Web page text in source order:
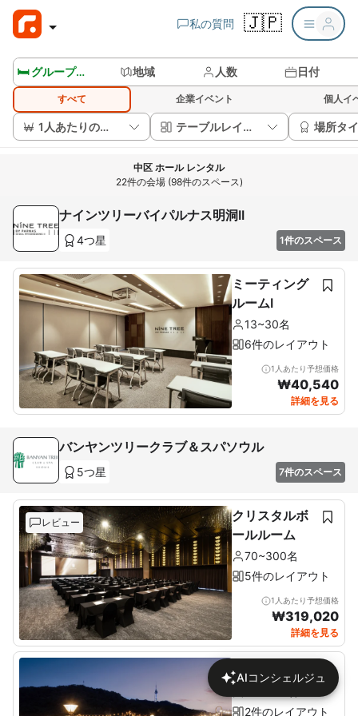
私の質問 🇯🇵
🛏️ グループルームを見る 地域 人数 日付
すべて 企業イベント 個人イ
1人あたりの価格 テーブルレイアウト 場所タ
中区 ホール レンタル
22件の会場 (98件のスペース)
ナインツリーバイパルナス明洞II
4つ星 1件のスペース
ミーティング
ルームI
13~30名
6件のレイアウト
1人あたり予想価格
₩40,540
詳細を見る
バンヤンツリークラブ＆スパソウル
5つ星 7件のスペース
レビュー
クリスタルボ
ールルーム
70~300名
5件のレイアウト
1人あたり予想価格
₩319,020
詳細を見る
南山テラス
2件のレイアウト
AIコンシェルジュ